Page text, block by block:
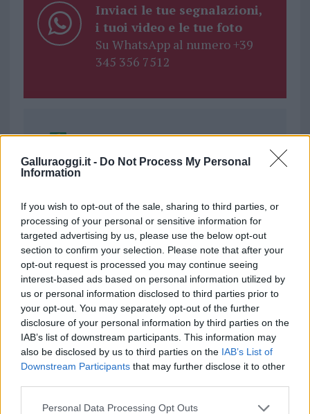
Galluraoggi.it - Do Not Process My Personal
Information
If you wish to opt-out of the sale, sharing to third parties, or
processing of your personal or sensitive information for
targeted advertising by us, please use the below opt-out
section to confirm your selection. Please note that after your
opt-out request is processed you may continue seeing
interest-based ads based on personal information utilized by
us or personal information disclosed to third parties prior to
your opt-out. You may separately opt-out of the further
disclosure of your personal information by third parties on the
IAB’s list of downstream participants. This information may
also be disclosed by us to third parties on the IAB’s List of
Downstream Participants that may further disclose it to other
Please note that this website/app uses one or more Google
Personal Data Processing Opt Outs
Inviaci le tue segnalazioni,
i tuoi video e le tue foto
Su WhatsApp al numero +39
345 356 7512
Ricevi le nostre ultime news
Condividi l'articolo
F
a
ce
b
o
o
k
T
w
it
te
r
Pi
n
te
re
st
W
h
at
s
A
p
p
S
h
a
re
Articolo precedente
Prossimo articolo
NOTIZIE RECENTI